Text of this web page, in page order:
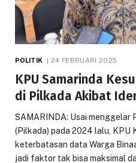
POLITIK 24 FEBRUARI 2025
KPU Samarinda
di Pilkada Akibat
SAMARINDA: Usai menggelar
(Pilkada) pada 2024 lalu, KPU
keterbatasan data Warga
jadi faktor tak bisa maksimal